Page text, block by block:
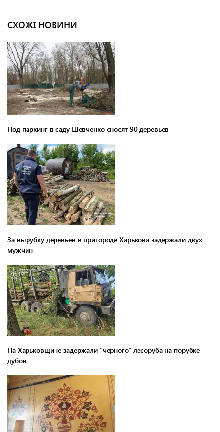
СХОЖІ НОВИНИ
Под паркинг в саду Шевченко сносят 90 деревьев
За вырубку деревьев в пригороде Харькова задержали двух
мужчин
На Харьковщине задержали "черного" лесоруба на порубке
дубов